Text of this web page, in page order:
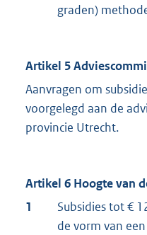
graden)
Artikel 5
Aanvragen om
voorgelegd aan de
provincie Utrecht.
Artikel 6 Hoogte van
1
Subsidies tot €
de vorm van